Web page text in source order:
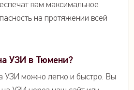
вам максимальное
на протяжении всей
УЗИ в Тюмени?
УЗИ можно легко и быстро. Вы